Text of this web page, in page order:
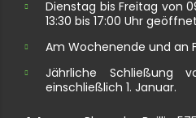
Dienstag bis Freitag von
13:30 bis 17:00 Uhr
Am Wochenende und an
Jährliche Schließung
einschließlich 1. Januar.